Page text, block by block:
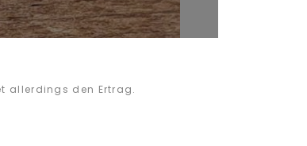
allerdings den Ertrag.